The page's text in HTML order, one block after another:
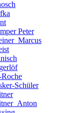
Peter
Schüler